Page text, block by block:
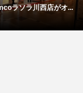
で旧川西市民病院跡...